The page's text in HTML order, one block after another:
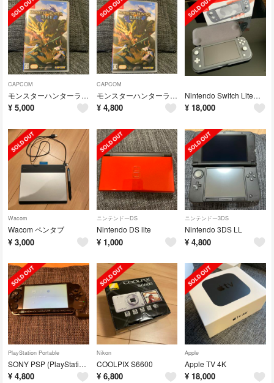
CAPCOM
モンスターハンターライズ Switch クリーニングクロス付き
¥ 5,000
CAPCOM
モンスターハンターライズ Switch
¥ 4,800
Nintendo Switch Liteグレー純正ケース付き
¥ 18,000
Wacom
Wacom ペンタブ
¥ 3,000
ニンテンドーDS
Nintendo DS lite
¥ 1,000
ニンテンドー3DS
Nintendo 3DS LL
¥ 4,800
PlayStation Portable
SONY PSP (PlayStationPortable)
¥ 4,800
Nikon
COOLPIX S6600
¥ 6,800
Apple
Apple TV 4K
¥ 18,000